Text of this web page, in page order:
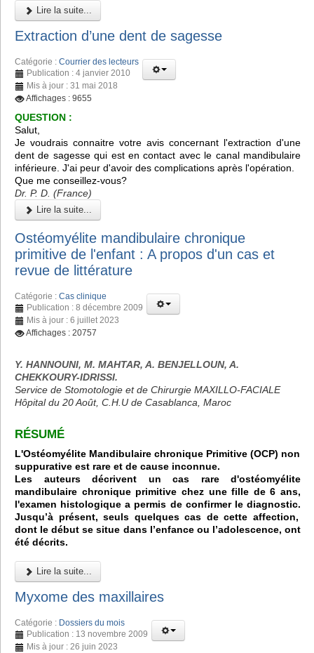
Lire la suite...
Extraction d’une dent de sagesse
Catégorie : Courrier des lecteurs
Publication : 4 janvier 2010
Mis à jour : 31 mai 2018
Affichages : 9655
QUESTION :
Salut,
Je voudrais connaitre votre avis concernant l'extraction d'une
dent de sagesse qui est en contact avec le canal mandibulaire
inférieure. J'ai peur d'avoir des complications après l'opération.
Que me conseillez-vous?
Dr. P. D. (France)
Lire la suite...
Ostéomyélite mandibulaire chronique
primitive de l'enfant : A propos d'un cas et
revue de littérature
Catégorie : Cas clinique
Publication : 8 décembre 2009
Mis à jour : 6 juillet 2023
Affichages : 20757
Y. HANNOUNI, M. MAHTAR, A. BENJELLOUN, A.
CHEKKOURY-IDRISSI.
Service de Stomotologie et de Chirurgie MAXILLO-FACIALE
Hôpital du 20 Août, C.H.U de Casablanca, Maroc
RÉSUMÉ
L'Ostéomyélite Mandibulaire chronique Primitive (OCP) non
suppurative est rare et de cause inconnue.
Les auteurs décrivent un cas rare d'ostéomyélite
mandibulaire chronique primitive chez une fille de 6 ans,
l'examen histologique a permis de confirmer le diagnostic.
Jusqu’à présent, seuls quelques cas de cette affection,
dont le début se situe dans l’enfance ou l’adolescence, ont
été décrits.
Lire la suite...
Myxome des maxillaires
Catégorie : Dossiers du mois
Publication : 13 novembre 2009
Mis à jour : 26 juin 2023